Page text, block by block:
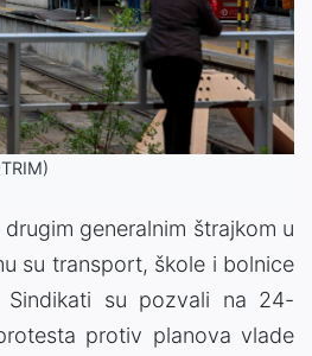
generalnim štrajkom u
su transport, škole i bolnice
Sindikati su pozvali na 24-
protiv planova vlade